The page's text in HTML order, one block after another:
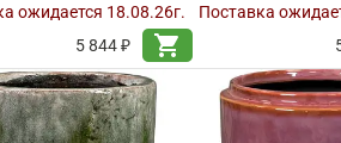
ожидается 18.08.26г.
5 844 ₽
shopping_cart
Поставка